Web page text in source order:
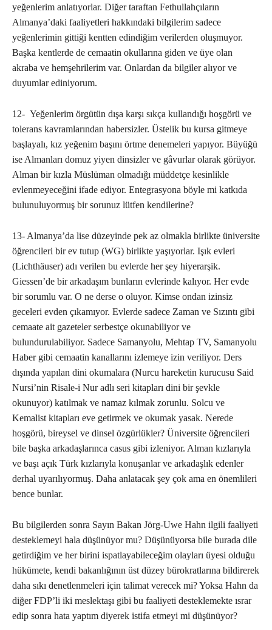
yeğenlerim anlatıyorlar. Diğer taraftan Fethullahçıların
Almanya’daki faaliyetleri hakkındaki bilgilerim sadece
yeğenlerimin gittiği kentten edindiğim verilerden oluşmuyor.
Başka kentlerde de cemaatin okullarına giden ve üye olan
akraba ve hemşehrilerim var. Onlardan da bilgiler alıyor ve
duyumlar ediniyorum.
12- Yeğenlerim örgütün dışa karşı sıkça kullandığı hoşgörü ve
tolerans kavramlarından habersizler. Üstelik bu kursa gitmeye
başlayalı, kız yeğenim başını örtme denemeleri yapıyor. Büyüğü
ise Almanları domuz yiyen dinsizler ve gâvurlar olarak görüyor.
Alman bir kızla Müslüman olmadığı müddetçe kesinlikle
evlenmeyeceğini ifade ediyor. Entegrasyona böyle mi katkıda
bulunuluyormuş bir sorunuz lütfen kendilerine?
13- Almanya’da lise düzeyinde pek az olmakla birlikte üniversite
öğrencileri bir ev tutup (WG) birlikte yaşıyorlar. Işık evleri
(Lichthäuser) adı verilen bu evlerde her şey hiyerarşik.
Giessen’de bir arkadaşım bunların evlerinde kalıyor. Her evde
bir sorumlu var. O ne derse o oluyor. Kimse ondan izinsiz
geceleri evden çıkamıyor. Evlerde sadece Zaman ve Sızıntı gibi
cemaate ait gazeteler serbestçe okunabiliyor ve
bulundurulabiliyor. Sadece Samanyolu, Mehtap TV, Samanyolu
Haber gibi cemaatin kanallarını izlemeye izin veriliyor. Ders
dışında yapılan dini okumalara (Nurcu hareketin kurucusu Said
Nursi’nin Risale-i Nur adlı seri kitapları dini bir şevkle
okunuyor) katılmak ve namaz kılmak zorunlu. Solcu ve
Kemalist kitapları eve getirmek ve okumak yasak. Nerede
hoşgörü, bireysel ve dinsel özgürlükler? Üniversite öğrencileri
bile başka arkadaşlarınca casus gibi izleniyor. Alman kızlarıyla
ve başı açık Türk kızlarıyla konuşanlar ve arkadaşlık edenler
derhal uyarılıyormuş. Daha anlatacak şey çok ama en önemlileri
bence bunlar.
Bu bilgilerden sonra Sayın Bakan Jörg-Uwe Hahn ilgili faaliyeti
desteklemeyi hala düşünüyor mu? Düşünüyorsa bile burada dile
getirdiğim ve her birini ispatlayabileceğim olayları üyesi olduğu
hükümete, kendi bakanlığının üst düzey bürokratlarına bildirerek
daha sıkı denetlenmeleri için talimat verecek mi? Yoksa Hahn da
diğer FDP’li iki meslektaşı gibi bu faaliyeti desteklemekte ısrar
edip sonra hata yaptım diyerek istifa etmeyi mi düşünüyor?